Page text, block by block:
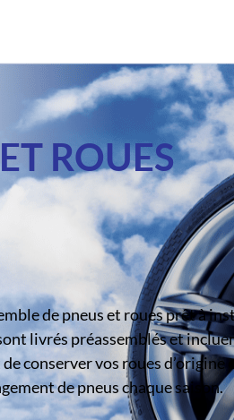
ROUES
de pneus et roues prêt à
livrés préassemblés et
conserver vos roues d’origine
de pneus chaque saison.